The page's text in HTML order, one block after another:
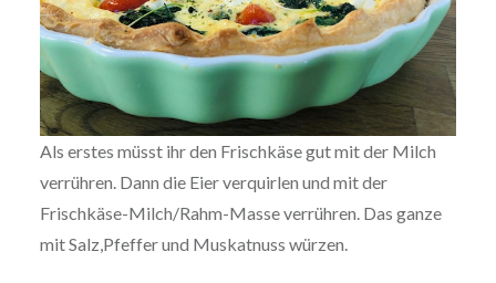
Als erstes müsst ihr den Frischkäse gut mit der Milch
verrühren. Dann die Eier verquirlen und mit der
Frischkäse-Milch/Rahm-Masse verrühren. Das ganze
mit Salz,Pfeffer und Muskatnuss würzen.